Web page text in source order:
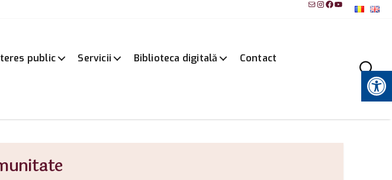
MailInstagram
Facebook
YouTube
public Servicii Biblioteca digitală
Contact
Instrumente pentru accesibilitate